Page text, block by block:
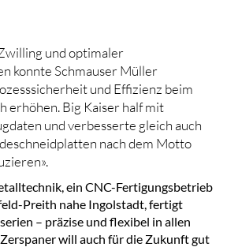
und optimaler
konnte Schmauser Müller
und Effizienz beim
erhöhen. Big Kaiser half mit
und verbesserte gleich auch
nach dem Motto
ein CNC-Fertigungsbetrieb
Preith nahe Ingolstadt, fertigt
– präzise und flexibel in allen
will auch für die Zukunft gut